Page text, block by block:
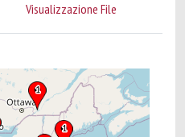
Visualizzazione File